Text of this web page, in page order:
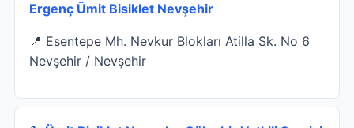
Ergenç Ümit Bisiklet Nevşehir
📍 Esentepe Mh. Nevkur Blokları Atilla Sk. No 6
Nevşehir / Nevşehir